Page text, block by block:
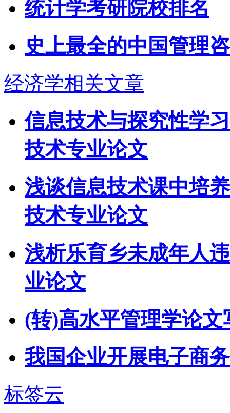
统计学考研院校排名
史上最全的中国管理
经济学相关文章
信息技术与探究性学
技术专业论文
浅谈信息技术课中培
技术专业论文
浅析乐育乡未成年人
业论文
(转)高水平管理学论
我国企业开展电子商
标签云